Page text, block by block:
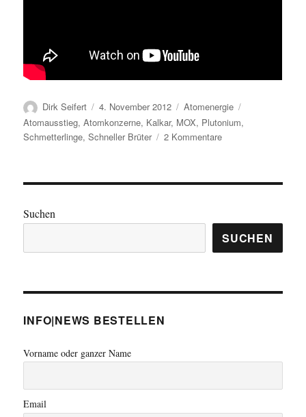
Autor
Dirk Seifert
Veröffentlicht
am
4. November 2012 Kategorien
Atomenergie
Atomausstieg,Atomkonzerne, Kalkar, MOX, Plutonium,
Schmetterlinge,Schneller Brüter 2 Kommentarezu
–
Der
Schnelle
ging
Suchen
SUCHEN
INFO|NEWS BESTELLEN
Vorname oder ganzer Name
Email